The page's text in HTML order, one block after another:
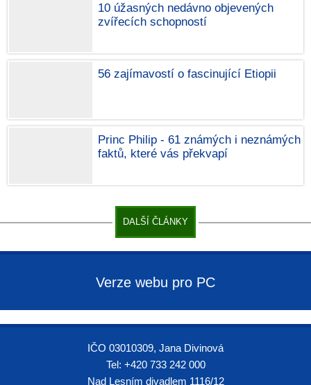
10 úžasných nedávno objevených
zvířecích schopností
56 zajímavostí o fascinující Etiopii
Princ Philip - 61 známých i neznámých
faktů, které vás překvapí
DALŠÍ ČLÁNKY
Verze webu pro PC
IČO 03010309, Jana Divinová
Tel: +420 733 242 000
Nad Lesním divadlem 1116/12